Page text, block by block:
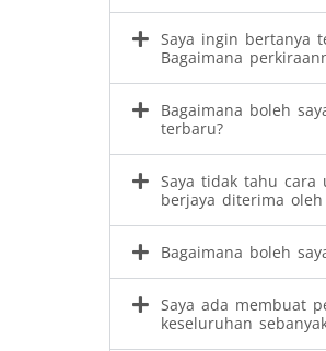
Saya ingin bertanya
Bagaimana
Bagaimana boleh
terbaru?
Saya tidak tahu cara
berjaya diterima oleh
Bagaimana boleh
Saya ada membuat
keseluruhan